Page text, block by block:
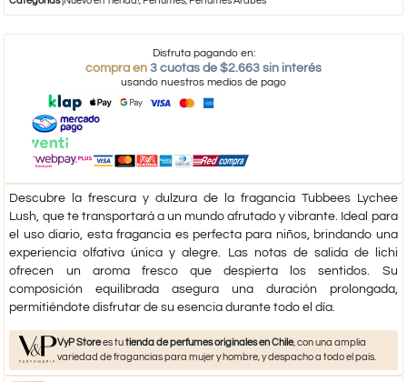
Disfruta pagando en:
compra en 3 cuotas de $2.663 sin interés
usando nuestros medios de pago
Descubre la frescura y dulzura de la fragancia Tubbees Lychee
Lush, que te transportará a un mundo afrutado y vibrante. Ideal para
el uso diario, esta fragancia es perfecta para niños, brindando una
experiencia olfativa única y alegre. Las notas de salida de lichi
ofrecen un aroma fresco que despierta los sentidos. Su
composición equilibrada asegura una duración prolongada,
permitiéndote disfrutar de su esencia durante todo el día.
VyP Storees tutienda de perfumes originales en Chile, con una amplia
variedad de fragancias para mujer y hombre, y despacho a todo el país.